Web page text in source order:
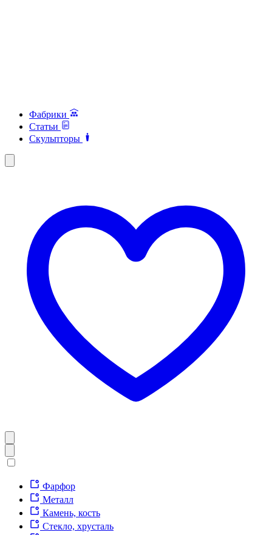
Фабрики
Статьи
Скульпторы
Фарфор
Металл
Камень, кость
Стекло, хрусталь